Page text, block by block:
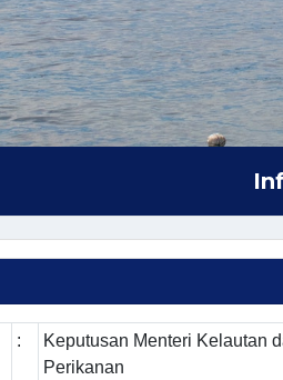
:
Keputusan Menteri Kelautan
Perikanan